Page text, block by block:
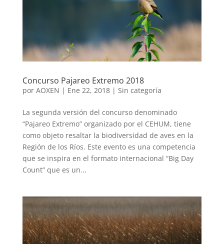
Concurso Pajareo Extremo 2018
por AOXEN | Ene 22, 2018| Sin categoría
La segunda versión del concurso denominado
“Pajareo Extremo” organizado por el CEHUM, tiene
como objeto resaltar la biodiversidad de aves en la
Región de los Ríos. Este evento es una competencia
que se inspira en el formato internacional “Big Day
Count” que es un...